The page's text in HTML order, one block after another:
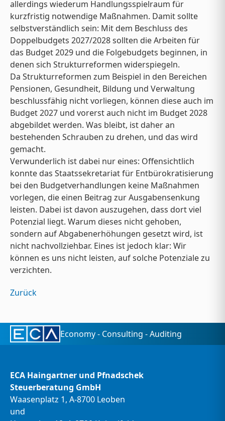
allerdings wiederum Handlungsspielraum für
kurzfristig notwendige Maßnahmen. Damit sollte
selbstverständlich sein: Mit dem Beschluss des
Doppelbudgets 2027/2028 sollten die Arbeiten für
das Budget 2029 und die Folgebudgets beginnen, in
denen sich Strukturreformen widerspiegeln.
Da Strukturreformen zum Beispiel in den Bereichen
Pensionen, Gesundheit, Bildung und Verwaltung
beschlussfähig nicht vorliegen, können diese auch im
Budget 2027 und vorerst auch nicht im Budget 2028
abgebildet werden. Was bleibt, ist daher an
bestehenden Schrauben zu drehen, und das wird
gemacht.
Verwunderlich ist dabei nur eines: Offensichtlich
konnte das Staatssekretariat für Entbürokratisierung
bei den Budgetverhandlungen keine Maßnahmen
vorlegen, die einen Beitrag zur Ausgabensenkung
leisten. Dabei ist davon auszugehen, dass dort viel
Potenzial liegt. Warum dieses nicht gehoben,
sondern auf Abgabenerhöhungen gesetzt wird, ist
nicht nachvollziehbar. Eines ist jedoch klar: Wir
können es uns nicht leisten, auf solche Potenziale zu
verzichten.
Zurück
Economy - Consulting - Auditing
ECA Haingartner und Pfnadschek
Steuerberatung GmbH
Waasenplatz 1, A-8700 Leoben
und